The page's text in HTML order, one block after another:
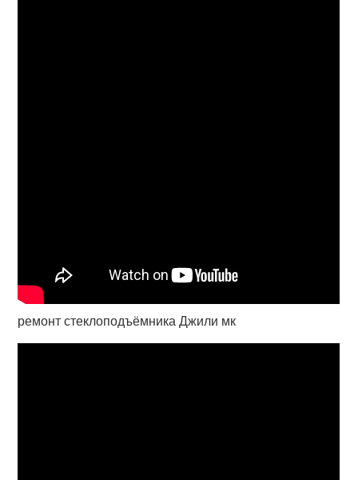
ремонт стеклоподъёмника Джили мк